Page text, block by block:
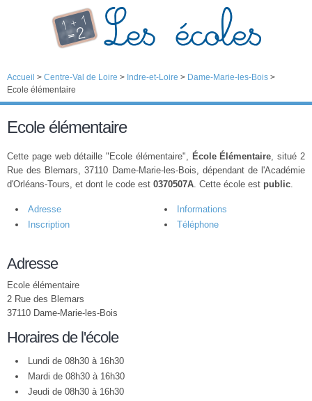
Accueil > Centre-Val de Loire > Indre-et-Loire > Dame-Marie-les-Bois >
Ecole élémentaire
Ecole élémentaire
Cette page web détaille "Ecole élémentaire", École Élémentaire, situé 2
Rue des Blemars, 37110 Dame-Marie-les-Bois, dépendant de l'Académie
d'Orléans-Tours, et dont le code est 0370507A. Cette école est public.
Adresse
Informations
Inscription
Téléphone
Adresse
Ecole élémentaire
2 Rue des Blemars
37110 Dame-Marie-les-Bois
Horaires de l'école
Lundi de 08h30 à 16h30
Mardi de 08h30 à 16h30
Jeudi de 08h30 à 16h30